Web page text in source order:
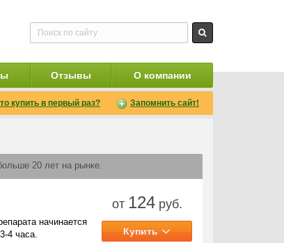
Отзывы О компании
купить в первый раз? Запомнить сайт!
20 лет на рынке.
начинается
4 часа.
от 124руб.
Купить